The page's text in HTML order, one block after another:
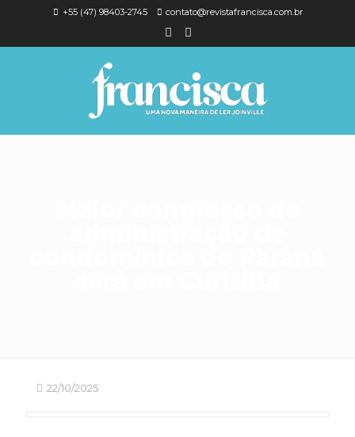
+55 (47) 98403-2745 contato@revistafrancisca.com.br
22/10/2025